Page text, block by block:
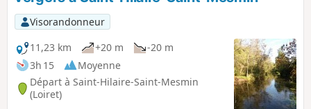
passerelle de Montenson dans un cadre
de verdure, est très agréable et
reposant.
Visorandonneur
11,23 km
+20 m
-20 m
3h 15
Moyenne
Départ à Saint-Hilaire-Saint-Mesmin
(Loiret)